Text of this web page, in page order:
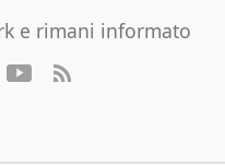
e rimani informato